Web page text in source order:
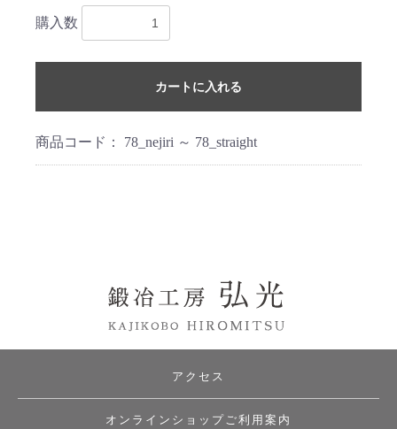
購入数
カートに入れる
商品コード： 78_nejiri ～ 78_straight
アクセス
オンラインショップご利用案内